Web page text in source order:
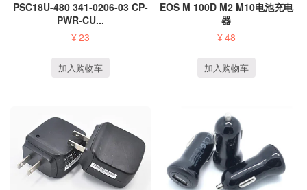
PSC18U-480 341-0206-03 CP-
PWR-CU...
¥23
加入购物车
EOS M 100D M2 M10电池充电
器
¥48
加入购物车